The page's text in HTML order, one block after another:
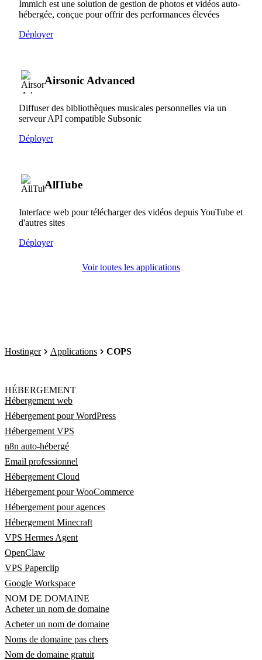
Immich est une solution de gestion de photos et vidéos auto-
hébergée, conçue pour offrir des performances élevées
Déployer
Airsonic Advanced
Diffuser des bibliothèques musicales personnelles via un
serveur API compatible Subsonic
Déployer
AllTube
Interface web pour télécharger des vidéos depuis YouTube et
d'autres sites
Déployer
Voir toutes les applications
Hostinger Applications COPS
HÉBERGEMENT
Hébergement web
Hébergement pour WordPress
Hébergement VPS
n8n auto-hébergé
Email professionnel
Hébergement Cloud
Hébergement pour WooCommerce
Hébergement pour agences
Hébergement Minecraft
VPS Hermes Agent
OpenClaw
VPS Paperclip
Google Workspace
NOM DE DOMAINE
Acheter un nom de domaine
Acheter un nom de domaine
Noms de domaine pas chers
Nom de domaine gratuit